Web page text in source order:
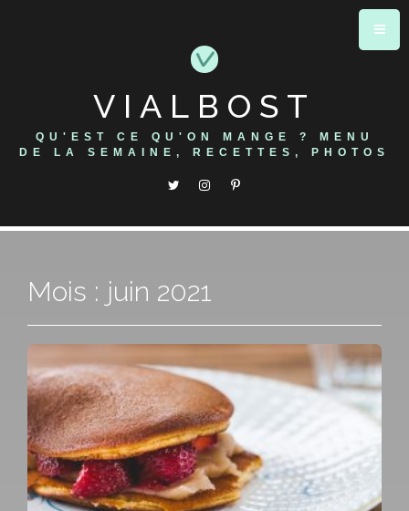
VIALBOST
QU'EST CE QU'ON MANGE ? MENU
DE LA SEMAINE, RECETTES, PHOTOS
Mois : juin 2021